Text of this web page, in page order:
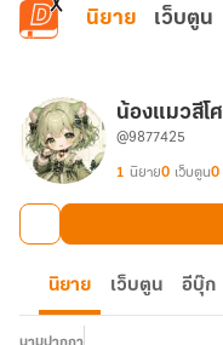
ข้ามไปยังเนื้อหาหลัก
นิยาย เว็บตูน
น้องแมวสีโ
@9877425
1 นิยาย0 เว็บตูน0
นิยาย เว็บตูน อีบุ๊ก